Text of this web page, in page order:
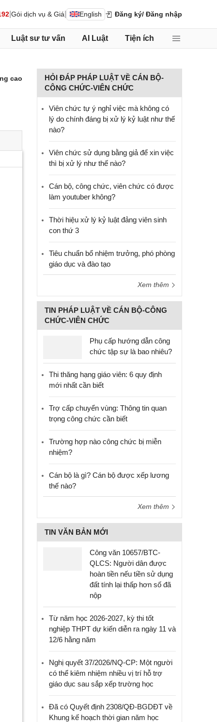
Gói dịch vụ & Giá English Đăng ký/ Đăng nhập
Luật sư tư vấn AI Luật Tiện ích
cao
HỎI ĐÁP PHÁP LUẬT VỀ CÁN BỘ-
CÔNG CHỨC-VIÊN CHỨC
Viên chức tự ý nghỉ việc mà không có
lý do chính đáng bị xử lý kỷ luật như thế
nào?
Viên chức sử dụng bằng giả để xin việc
thì bị xử lý như thế nào?
Cán bộ, công chức, viên chức có được
làm youtuber không?
Thời hiệu xử lý kỷ luật đảng viên sinh
con thứ 3
Tiêu chuẩn bổ nhiệm trưởng, phó phòng
giáo dục và đào tạo
Xem thêm
TIN PHÁP LUẬT VỀ CÁN BỘ-CÔNG
CHỨC-VIÊN CHỨC
Phụ cấp hướng dẫn công
chức tập sự là bao nhiêu?
Thi thăng hạng giáo viên: 6 quy định
mới nhất cần biết
Trợ cấp chuyển vùng: Thông tin quan
trọng công chức cần biết
Trường hợp nào công chức bị miễn
nhiệm?
Cán bộ là gì? Cán bộ được xếp lương
thế nào?
Xem thêm
TIN VĂN BẢN MỚI
Công văn 10657/BTC-
QLCS: Người dân được
hoàn tiền nếu tiền sử dụng
đất tính lại thấp hơn số đã
nộp
Từ năm học 2026-2027, kỳ thi tốt
nghiệp THPT dự kiến diễn ra ngày 11 và
12/6 hằng năm
Nghị quyết 37/2026/NQ-CP: Một người
có thể kiêm nhiệm nhiều vị trí hỗ trợ
giáo dục sau sắp xếp trường học
Đã có Quyết định 2308/QĐ-BGDĐT về
Khung kế hoạch thời gian năm học